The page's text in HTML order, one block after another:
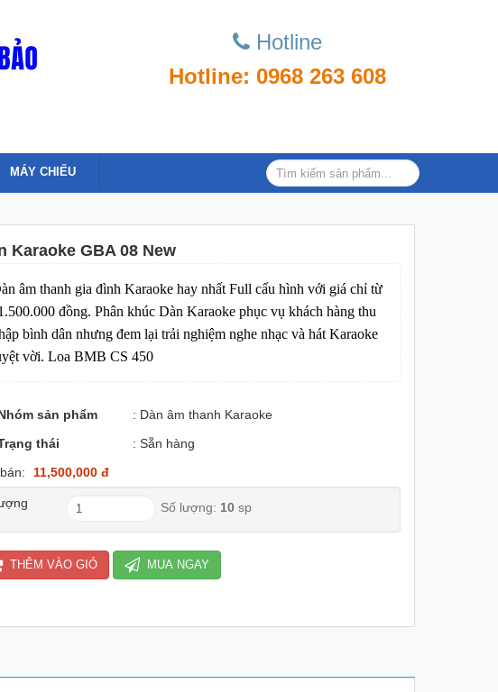
Hotline
Hotline: 0968 263 608
MÁY CHIẾU
Karaoke GBA 08 New
âm thanh gia đình Karaoke hay nhất Full cấu hình với giá chỉ từ
đồng. Phân khúc Dàn Karaoke phục vụ khách hàng thu
bình dân nhưng đem lại trải nghiệm nghe nhạc và hát Karaoke
vời. Loa BMB CS 450
sản phẩm
: Dàn âm thanh Karaoke
thái
: Sẵn hàng
11,500,000 đ
Số lượng: 10 sp
THÊM VÀO GIỎ MUA NGAY